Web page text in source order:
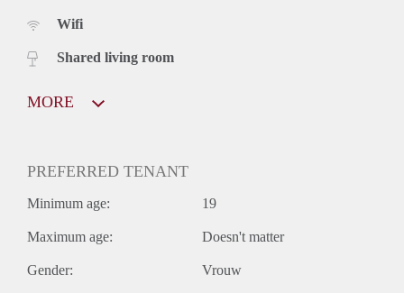
Wifi
Shared living room
MORE
PREFERRED TENANT
Minimum age: 19
Maximum age: Doesn't matter
Gender: Vrouw